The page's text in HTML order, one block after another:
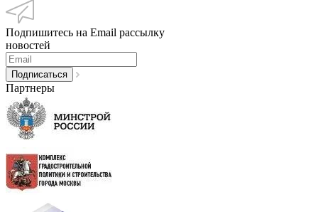
Подпишитесь на Email рассылку
новостей
Партнеры